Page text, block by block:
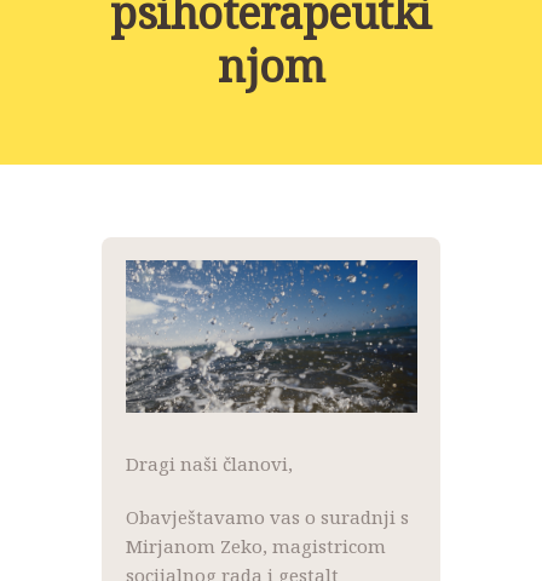
psihoterapeutki
njom
NOVOSTI
DONACIJE
Dragi naši članovi,
Obavještavamo vas o suradnji s
Mirjanom Zeko, magistricom
socijalnog rada i gestalt